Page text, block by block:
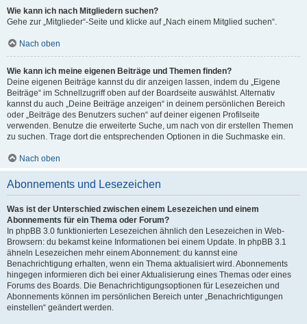
Wie kann ich nach Mitgliedern suchen?
Gehe zur „Mitglieder“-Seite und klicke auf „Nach einem Mitglied suchen“.
Nach oben
Wie kann ich meine eigenen Beiträge und Themen finden?
Deine eigenen Beiträge kannst du dir anzeigen lassen, indem du „Eigene
Beiträge“ im Schnellzugriff oben auf der Boardseite auswählst. Alternativ
kannst du auch „Deine Beiträge anzeigen“ in deinem persönlichen Bereich
oder „Beiträge des Benutzers suchen“ auf deiner eigenen Profilseite
verwenden. Benutze die erweiterte Suche, um nach von dir erstellen Themen
zu suchen. Trage dort die entsprechenden Optionen in die Suchmaske ein.
Nach oben
Abonnements und Lesezeichen
Was ist der Unterschied zwischen einem Lesezeichen und einem
Abonnements für ein Thema oder Forum?
In phpBB 3.0 funktionierten Lesezeichen ähnlich den Lesezeichen in Web-
Browsern: du bekamst keine Informationen bei einem Update. In phpBB 3.1
ähneln Lesezeichen mehr einem Abonnement: du kannst eine
Benachrichtigung erhalten, wenn ein Thema aktualisiert wird. Abonnements
hingegen informieren dich bei einer Aktualisierung eines Themas oder eines
Forums des Boards. Die Benachrichtigungsoptionen für Lesezeichen und
Abonnements können im persönlichen Bereich unter „Benachrichtigungen
einstellen“ geändert werden.